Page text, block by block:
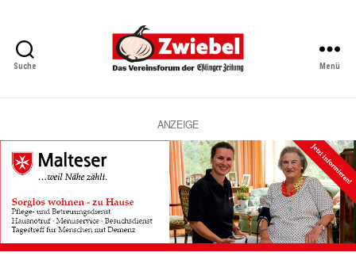
Suche
Vereinsforum
Eßlinger
Zeitung
Menü
ANZEIGE